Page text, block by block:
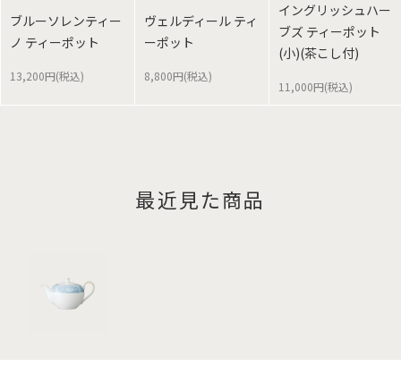
ブルーソレンティー
ノ ティーポット
13,200円(税込)
ヴェルディール ティ
ーポット
8,800円(税込)
イングリッシュハー
ブズ ティーポット
(小)(茶こし付)
11,000円(税込)
最近見た商品